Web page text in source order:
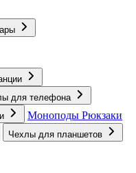
для телефона
Моноподы Рюкзаки
Чехлы для планшетов